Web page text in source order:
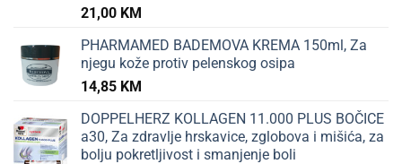
21,00 KM
PHARMAMED BADEMOVA KREMA 150ml, Za
njegu kože protiv pelenskog osipa
14,85 KM
DOPPELHERZ KOLLAGEN 11.000 PLUS BOČICE
a30, Za zdravlje hrskavice, zglobova i mišića, za
bolju pokretljivost i smanjenje boli